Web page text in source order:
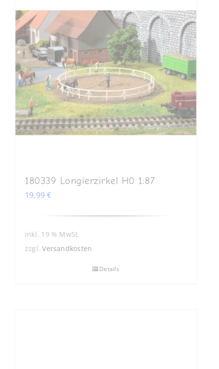
180339 Longierzirkel H0 1:87
19,99€
inkl. 19 % MwSt.
zzgl.Versandkosten
Details